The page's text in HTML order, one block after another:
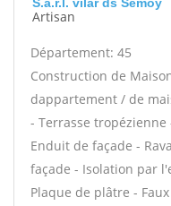
Artisan
Département: 45
Construction de
dappartement / de
- Terrasse tropézienne
Enduit de façade -
façade - Isolation par
Plaque de plâtre -